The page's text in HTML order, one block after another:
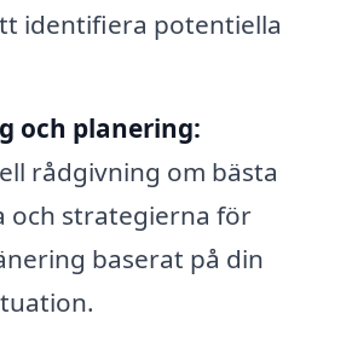
identifiera potentiella
och planering:
rådgivning om bästa
och strategierna för
baserat på din